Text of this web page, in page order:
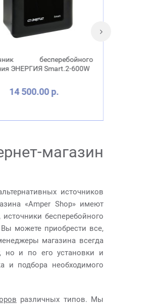
стабилизатор
Энерготех
209 700.00 р.
магазин
источников
«Amper Shop» имеют
бесперебойного
можете приобрести все,
магазина всегда
но и по его установки и
и подбора необходимого
различных типов. Мы